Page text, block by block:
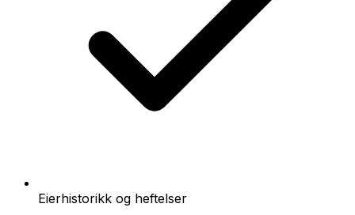
Eierhistorikk og heftelser